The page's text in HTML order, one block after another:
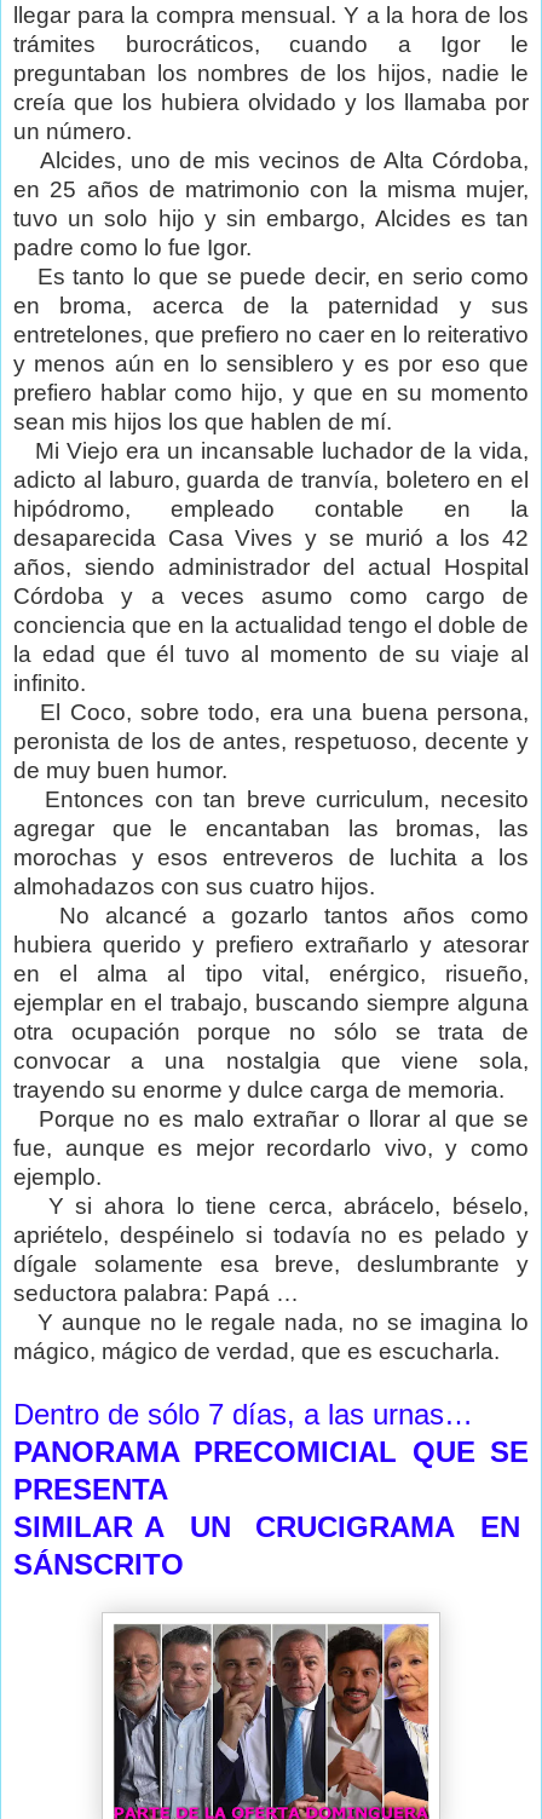
llegar para la compra mensual. Y a la hora de los
trámites burocráticos, cuando a Igor le
preguntaban los nombres de los hijos, nadie le
creía que los hubiera olvidado y los llamaba por
un número.
Alcides, uno de mis vecinos de Alta Córdoba,
en 25 años de matrimonio con la misma mujer,
tuvo un solo hijo y sin embargo, Alcides es tan
padre como lo fue Igor.
Es tanto lo que se puede decir, en serio como
en broma, acerca de la paternidad y sus
entretelones, que prefiero no caer en lo reiterativo
y menos aún en lo sensiblero y es por eso que
prefiero hablar como hijo, y que en su momento
sean mis hijos los que hablen de mí.
Mi Viejo era un incansable luchador de la vida,
adicto al laburo, guarda de tranvía, boletero en el
hipódromo, empleado contable en la
desaparecida Casa Vives y se murió a los 42
años, siendo administrador del actual Hospital
Córdoba y a veces asumo como cargo de
conciencia que en la actualidad tengo el doble de
la edad que él tuvo al momento de su viaje al
infinito.
El Coco, sobre todo, era una buena persona,
peronista de los de antes, respetuoso, decente y
de muy buen humor.
Entonces con tan breve curriculum, necesito
agregar que le encantaban las bromas, las
morochas y esos entreveros de luchita a los
almohadazos con sus cuatro hijos.
No alcancé a gozarlo tantos años como
hubiera querido y prefiero extrañarlo y atesorar
en el alma al tipo vital, enérgico, risueño,
ejemplar en el trabajo, buscando siempre alguna
otra ocupación porque no sólo se trata de
convocar a una nostalgia que viene sola,
trayendo su enorme y dulce carga de memoria.
Porque no es malo extrañar o llorar al que se
fue, aunque es mejor recordarlo vivo, y como
ejemplo.
Y si ahora lo tiene cerca, abrácelo, béselo,
apriételo, despéinelo si todavía no es pelado y
dígale solamente esa breve, deslumbrante y
seductora palabra: Papá …
Y aunque no le regale nada, no se imagina lo
mágico, mágico de verdad, que es escucharla.
Dentro de sólo 7 días, a las urnas…
PANORAMA PRECOMICIAL QUE SE
PRESENTA
SIMILAR A UN CRUCIGRAMA EN
SÁNSCRITO